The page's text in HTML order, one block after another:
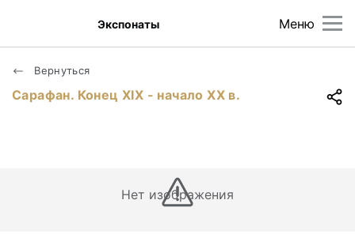
Меню
Экспонаты
Вернуться
Сарафан. Конец ХIХ - начало ХХ в.
Нет изображения